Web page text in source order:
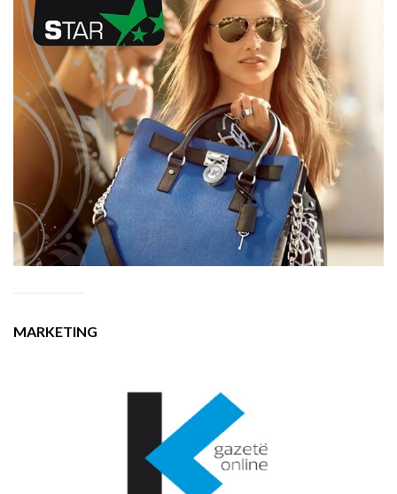
MARKETING